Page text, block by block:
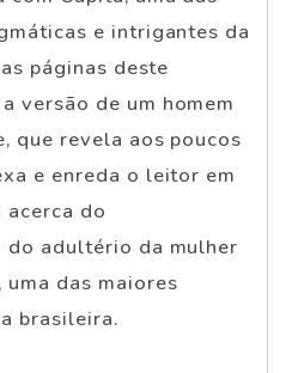
e intrigantes da
páginas deste
versão de um homem
que revela aos poucos
e enreda o leitor em
acerca do
do adultério da mulher
das maiores
brasileira.